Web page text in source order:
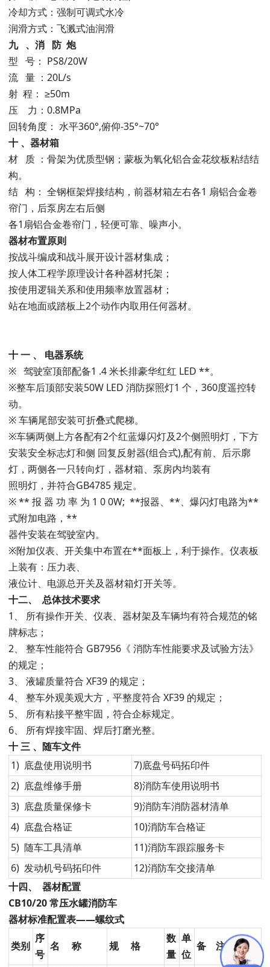
冷却方式：强制可调式水冷
润滑方式：飞溅式油润滑
九
、消 防 炮
型 号： PS8/20W
流 量 ：20L/s
射 程： ≥50m
压 力：0.8MPa
回转角度： 水平360°,俯仰-35°~70°
十 、器材箱
材 质 ：骨架为优质型钢；蒙板为氧化铝合金花纹板粘结结
构。
结 构： 全钢框架焊接结构，前器材箱左右各1 扇铝合金卷
帘门，后泵房左右后侧
各1扇铝合金卷帘门，轻便可靠、噪声小。
器材布置原则
按战斗编成和战斗展开设计器材集成；
按人体工程学原理设计各种器材托架；
按使用逻辑关系和使用频率放置器材；
站在地面或踏板上2个动作内取用任何器材。
十一 、
电器系统
※ 驾驶室顶部配备1 .4 米长排豪华红红 LED **。
※整车后顶部安装50W LED 消防探照灯1 个，360度遥控转
动。
※ 车辆尾部安装可折叠式爬梯。
※车辆两侧上方各配有2个红蓝爆闪灯及2个侧照明灯，下方
安装安全标志灯和侧 回复反射器(组合式),配有前、后示廓
灯，两侧各一只转向灯，器材箱、泵房内均装有
照明灯，并符合GB4785 规定。
※ ** 报 器 功 率 为 1 0 0W; **报器、**、爆闪灯电路为**
式附加电路，**
器件安装在驾驶室内。
※附加仪表、开关集中布置在**面板上，利于操作。仪表板
上装有：压力表、
液位计、电源总开关及器材箱灯开关等。
十二、
总体技术要求
1、 所有操作开关、仪表、器材架及车辆均有符合规范的铭
牌标志；
2、 整车性能符合 GB7956《 消防车性能要求及试验方法》
的规定；
3、 液罐质量符合 XF39 的规定；
4、 整车外观美观大方，平整度符合 XF39 的规定；
5、 所有粘接平整牢固，符合企标规定。
6、 所有焊接牢固、焊后打磨光整。
十三 、随车文件
1) 底盘使用说明书
7)底盘号码拓印件
2) 底盘维修手册
8)消防车使用说明书
3) 底盘质量保修卡
9)消防车消防器材清单
4) 底盘合格证
10)消防车合格证
5) 随车工具清单
11)消防车跟踪服务卡
6) 发动机号码拓印件
12)消防车交接清单
十四、
器材配置
CB10/20常压水罐消防车
器材标准配置表——螺纹式
类别
序
号
名 称 规 格
数
量
单
位
备 注